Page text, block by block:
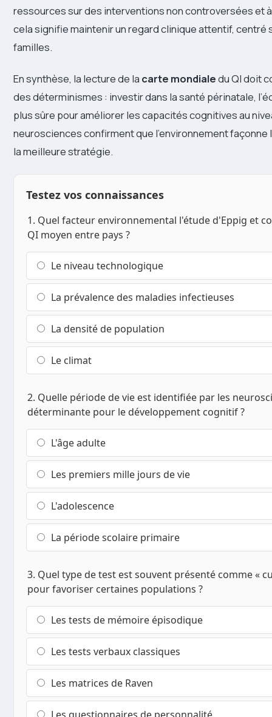
ressources sur des interventions non controversées et
cela signifie maintenir un regard clinique attentif, centré
familles.
En synthèse, la lecture de la carte mondialedu QI doit
des déterminismes : investir dans la santé périnatale,
plus sûre pour améliorer les capacités cognitives au
neurosciences confirment que l’environnement
la meilleure stratégie.
Testez vos connaissances
1. Quel facteur environnemental l'étude d'Eppig et
QI moyen entre pays ?
Le niveau technologique
La prévalence des maladies infectieuses
La densité de population
Le climat
2. Quelle période de vie est identifiée par les
déterminante pour le développement cognitif ?
L'âge adulte
Les premiers mille jours de vie
L'adolescence
La période scolaire primaire
3. Quel type de test est souvent présenté comme «
pour favoriser certaines populations ?
Les tests de mémoire épisodique
Les tests verbaux classiques
Les matrices de Raven
Les questionnaires de personnalité